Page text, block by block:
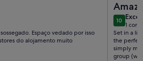
Espaço vedado por isso
do alojamento muito
1010 de 10
1
(1
Set in a
the
simply
group (we